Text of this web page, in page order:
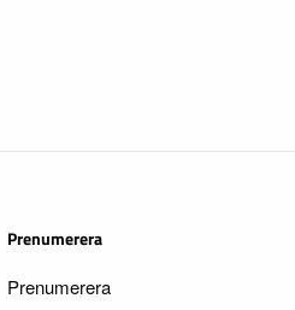
Prenumerera
Prenumerera